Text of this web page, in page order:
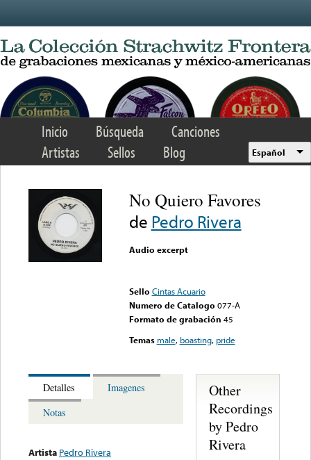
Inicio Búsqueda
Canciones
Artistas
Sellos Blog Español
No Quiero Favores
de Pedro Rivera
Audio excerpt
Sello Cintas Acuario
Numero de Catalogo 077-A
Formato de grabación 45
Temas male, boasting, pride
Detalles
Imagenes
Notas
Artista Pedro Rivera
Other
Recordings
by Pedro
Rivera